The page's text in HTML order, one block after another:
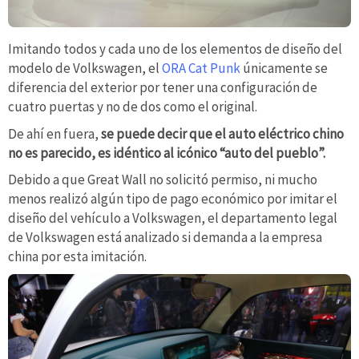
Imitando todos y cada uno de los elementos de diseño del
modelo de Volkswagen, elORA Cat Punkúnicamente se
diferencia del exterior por tener una configuración de
cuatro puertas y no de dos como el original.
De ahí en fuera,se puede decir que el auto eléctrico chino
no es parecido, es idéntico al icónico “auto del pueblo”.
Debido a que Great Wall no solicitó permiso, ni mucho
menos realizó algún tipo de pago económico por imitar el
diseño del vehículo a Volkswagen, el departamento legal
de Volkswagen está analizado si demanda a la empresa
china por esta imitación.